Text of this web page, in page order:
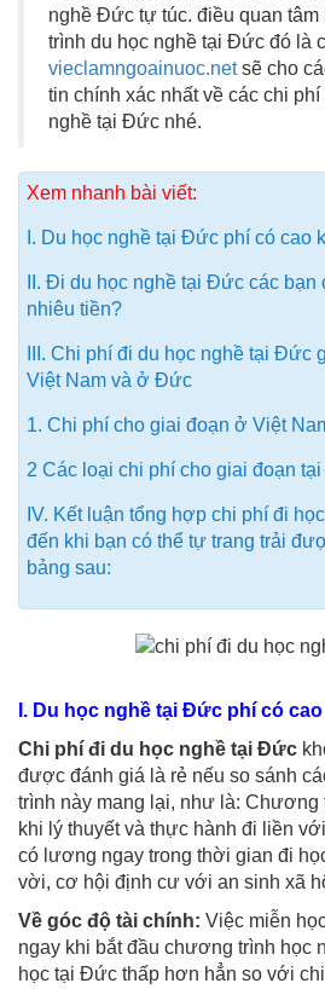
nghề Đức tự túc. điều quan
trình du học nghề tại Đức đó là
vieclamngoainuoc.netsẽ cho
tin chính xác nhất về các chi
nghề tại Đức nhé.
Xem nhanh bài viết:
I. Du học nghề tại Đức phí có cao
II. Đi du học nghề tại Đức các bạn
nhiêu tiền?
III. Chi phí đi du học nghề tại Đức
Việt Nam và ở Đức
1. Chi phí cho giai đoạn ở Việt
2 Các loại chi phí cho giai đoạn
IV. Kết luận tổng hợp chi phí đi
đến khi bạn có thể tự trang trải
bảng sau:
I. Du học nghề tại Đức phí có
Chi phí đi du học nghề tại Đức
được đánh giá là rẻ nếu so sánh
trình này mang lại, như là: Chương
khi lý thuyết và thực hành đi liền
có lương ngay trong thời gian đi
vời, cơ hội định cư với an sinh xã
Về góc độ tài chính: Việc miễn
ngay khi bắt đầu chương trình học
học tại Đức thấp hơn hẳn so với